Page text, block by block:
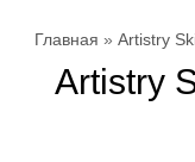
Главная Artistry
Artistry